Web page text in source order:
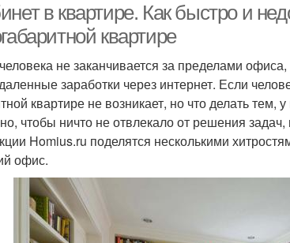
в квартире. Как быстро и
квартире
не заканчивается за пределами
заработки через интернет. Если
квартире не возникает, но что делать тем,
чтобы ничто не отвлекало от решения задач,
Homius.ru поделятся несколькими
офис.